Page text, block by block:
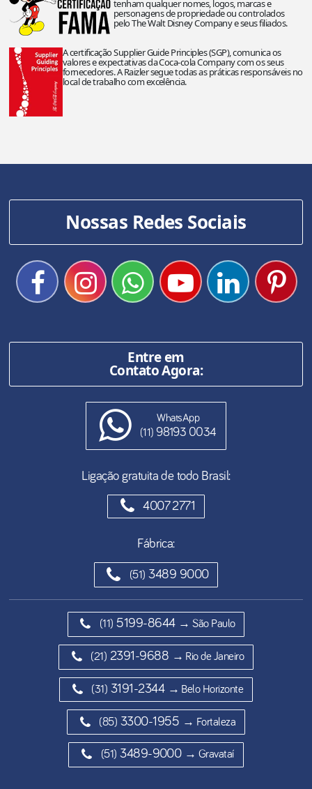
tenham qualquer nomes, logos, marcas e
personagens de propriedade ou controlados
pelo The Walt Disney Company e seus filiados.
A certificação Supplier Guide Principles (SGP), comunica os
valores e expectativas da Coca-cola Company com os seus
fornecedores. A Raizler segue todas as práticas responsáveis no
local de trabalho com excelência.
Nossas Redes Sociais
Entre em
Contato Agora:
WhatsApp
(11) 98193 0034
Ligação gratuita de todo Brasil:
4007 2771
Fábrica:
(51) 3489 9000
(11) 5199-8644 → São Paulo
(21) 2391-9688 → Rio de Janeiro
(31) 3191-2344 → Belo Horizonte
(85) 3300-1955 → Fortaleza
(51) 3489-9000 → Gravataí